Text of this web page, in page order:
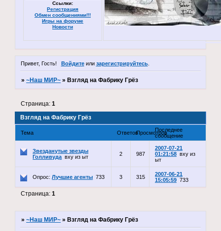
Ссылки:
Регистрация
Обмен сообщениями!!!
Игры на форуме
Новости
Привет, Гость! Войдитеили зарегистрируйтесь.
»~Наш МИР~ » Взгляд на Фабрику Грёз
Взгляд на Фабрику Грёз
Страница:1
Тема ОтветовПросмотровПоследнее
сообщение
Звезданутые звезды
Голливуда вху из ыт 2 987
2007-07-21
01:21:58 вху из
ыт
Опрос: Лучшие агенты 733 3 315
2007-06-21
15:05:59 733
Страница:1
»~Наш МИР~ » Взгляд на Фабрику Грёз